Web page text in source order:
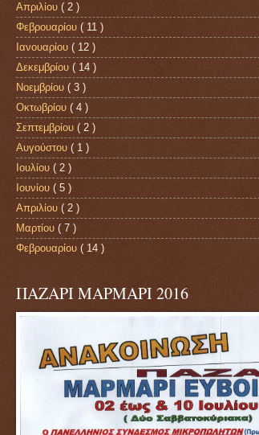
Απριλίου ( 2 )
Φεβρουαρίου ( 11 )
Ιανουαρίου ( 12 )
Δεκεμβρίου ( 14 )
Νοεμβρίου ( 3 )
Οκτωβρίου ( 4 )
Σεπτεμβρίου ( 2 )
Αυγούστου ( 1 )
Ιουλίου ( 2 )
Ιουνίου ( 5 )
Απριλίου ( 2 )
Μαρτίου ( 7 )
Φεβρουαρίου ( 14 )
ΠΑΖΑΡΙ ΜΑΡΜΑΡΙ 2016